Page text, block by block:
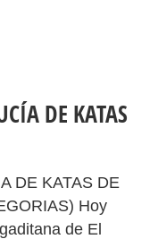
DE KATAS
DE KATAS DE
Hoy
de El